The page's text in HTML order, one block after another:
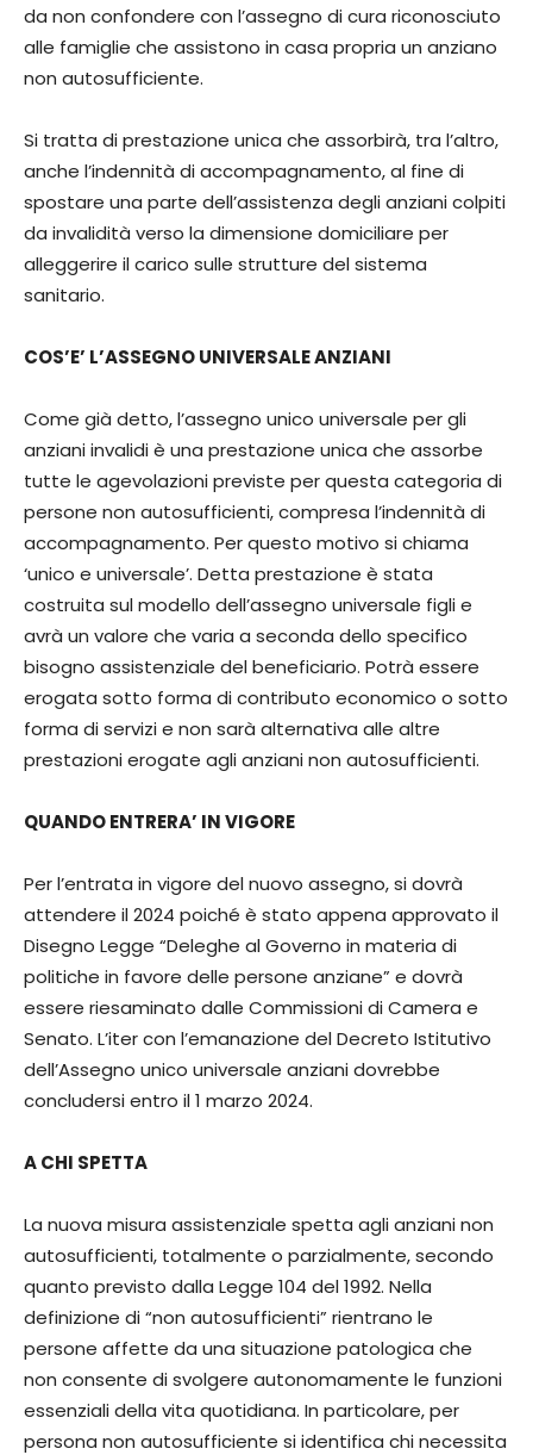
da non confondere con l’assegno di cura riconosciuto
alle famiglie che assistono in casa propria un anziano
non autosufficiente.
Si tratta di prestazione unica che assorbirà, tra l’altro,
anche l’indennità di accompagnamento, al fine di
spostare una parte dell’assistenza degli anziani colpiti
da invalidità verso la dimensione domiciliare per
alleggerire il carico sulle strutture del sistema
sanitario.
COS’E’ L’ASSEGNO UNIVERSALE ANZIANI
Come già detto, l’assegno unico universale per gli
anziani invalidi è una prestazione unica che assorbe
tutte le agevolazioni previste per questa categoria di
persone non autosufficienti, compresa l’indennità di
accompagnamento. Per questo motivo si chiama
‘unico e universale’. Detta prestazione è stata
costruita sul modello dell’assegno universale figli e
avrà un valore che varia a seconda dello specifico
bisogno assistenziale del beneficiario. Potrà essere
erogata sotto forma di contributo economico o sotto
forma di servizi e non sarà alternativa alle altre
prestazioni erogate agli anziani non autosufficienti.
QUANDO ENTRERA’ IN VIGORE
Per l’entrata in vigore del nuovo assegno, si dovrà
attendere il 2024 poiché è stato appena approvato il
Disegno Legge “Deleghe al Governo in materia di
politiche in favore delle persone anziane” e dovrà
essere riesaminato dalle Commissioni di Camera e
Senato. L’iter con l’emanazione del Decreto Istitutivo
dell’Assegno unico universale anziani dovrebbe
concludersi entro il 1 marzo 2024.
A CHI SPETTA
La nuova misura assistenziale spetta agli anziani non
autosufficienti, totalmente o parzialmente, secondo
quanto previsto dalla Legge 104 del 1992. Nella
definizione di “non autosufficienti” rientrano le
persone affette da una situazione patologica che
non consente di svolgere autonomamente le funzioni
essenziali della vita quotidiana. In particolare, per
persona non autosufficiente si identifica chi necessita